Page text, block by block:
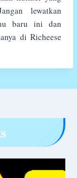
lewatkan
baru ini dan
di Richeese